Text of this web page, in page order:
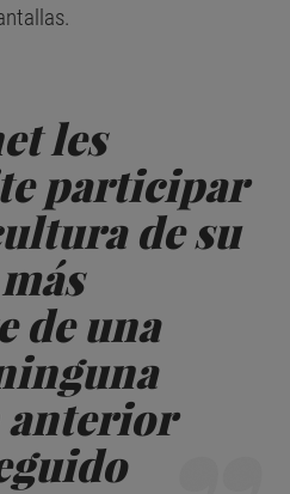
les
participar
de su
de una
anterior